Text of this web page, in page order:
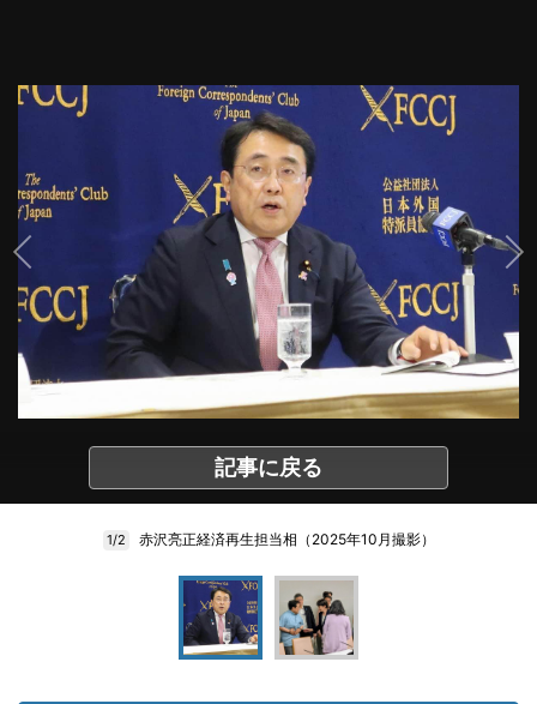
記事に戻る
1/2 赤沢亮正経済再生担当相（2025年10月撮影）